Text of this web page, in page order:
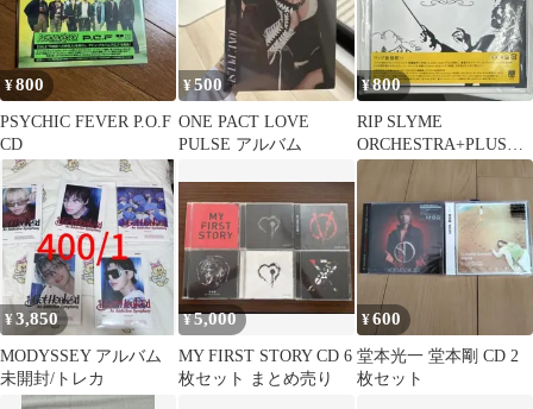
¥800
PSYCHIC FEVER P.O.F
CD
¥500
ONE PACT LOVE
PULSE アルバム
¥800
RIP SLYME
ORCHESTRA+PLUS
CD 2枚組
¥3,850
MODYSSEY アルバム
未開封/トレカ
¥5,000
MY FIRST STORY CD 6
枚セット まとめ売り
¥600
堂本光一 堂本剛 CD 2
枚セット